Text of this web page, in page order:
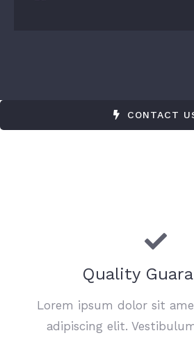
CONTACT
Quality
Lorem ipsum dolor sit
adipiscing elit.